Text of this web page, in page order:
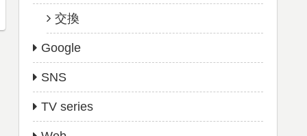
交換
Google
SNS
TV series